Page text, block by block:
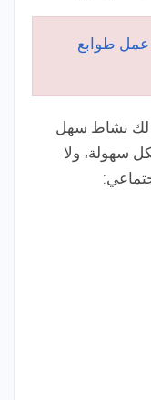
طوابع
لك نشاط سهل
سهولة، ولا